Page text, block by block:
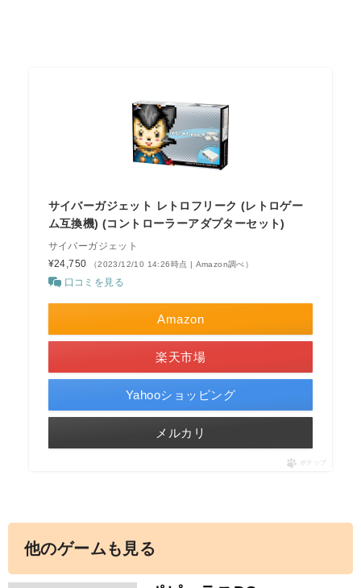
サイバーガジェット レトロフリーク (レトロゲー
ム互換機) (コントローラーアダプターセット)
サイバーガジェット
¥24,750
（2023/12/10 14:26時点 | Amazon調べ）
口コミを見る
Amazon
楽天市場
Yahooショッピング
メルカリ
ポチップ
他のゲームも見る